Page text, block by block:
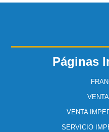
Páginas
VENTA
SERVICIO